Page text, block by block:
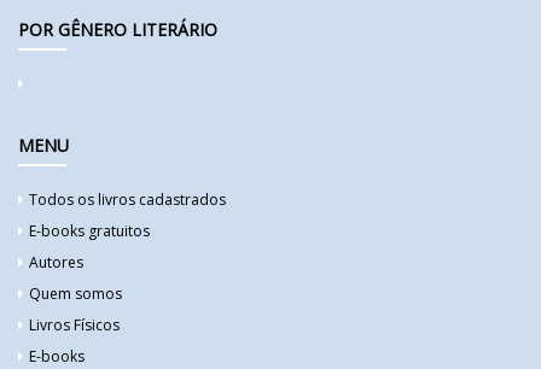
POR GÊNERO LITERÁRIO
MENU
Todos os livros cadastrados
E-books gratuitos
Autores
Quem somos
Livros Físicos
E-books